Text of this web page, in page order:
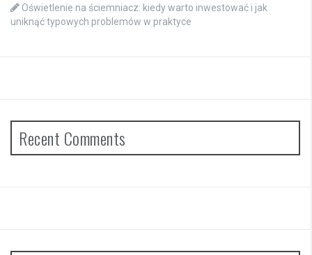
Oświetlenie na ściemniacz: kiedy warto inwestować i jak
uniknąć typowych problemów w praktyce
Recent Comments